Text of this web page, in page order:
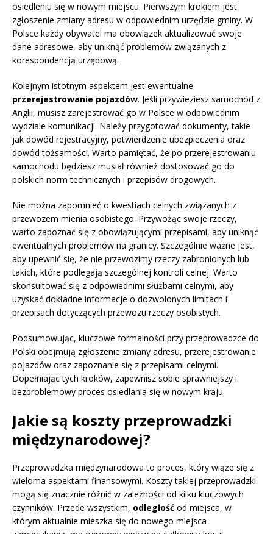
osiedleniu się w nowym miejscu. Pierwszym krokiem jest
zgłoszenie zmiany adresu w odpowiednim urzędzie gminy. W
Polsce każdy obywatel ma obowiązek aktualizować swoje
dane adresowe, aby uniknąć problemów związanych z
korespondencją urzędową.
Kolejnym istotnym aspektem jest ewentualne
przerejestrowanie pojazdów. Jeśli przywieziesz samochód z
Anglii, musisz zarejestrować go w Polsce w odpowiednim
wydziale komunikacji. Należy przygotować dokumenty, takie
jak dowód rejestracyjny, potwierdzenie ubezpieczenia oraz
dowód tożsamości. Warto pamiętać, że po przerejestrowaniu
samochodu będziesz musiał również dostosować go do
polskich norm technicznych i przepisów drogowych.
Nie można zapomnieć o kwestiach celnych związanych z
przewozem mienia osobistego. Przywożąc swoje rzeczy,
warto zapoznać się z obowiązującymi przepisami, aby uniknąć
ewentualnych problemów na granicy. Szczególnie ważne jest,
aby upewnić się, że nie przewozimy rzeczy zabronionych lub
takich, które podlegają szczególnej kontroli celnej. Warto
skonsultować się z odpowiednimi służbami celnymi, aby
uzyskać dokładne informacje o dozwolonych limitach i
przepisach dotyczących przewozu rzeczy osobistych.
Podsumowując, kluczowe formalności przy przeprowadzce do
Polski obejmują zgłoszenie zmiany adresu, przerejestrowanie
pojazdów oraz zapoznanie się z przepisami celnymi.
Dopełniając tych kroków, zapewnisz sobie sprawniejszy i
bezproblemowy proces osiedlania się w nowym kraju.
Jakie są koszty przeprowadzki
międzynarodowej?
Przeprowadzka międzynarodowa to proces, który wiąże się z
wieloma aspektami finansowymi. Koszty takiej przeprowadzki
mogą się znacznie różnić w zależności od kilku kluczowych
czynników. Przede wszystkim, odległość od miejsca, w
którym aktualnie mieszka się do nowego miejsca